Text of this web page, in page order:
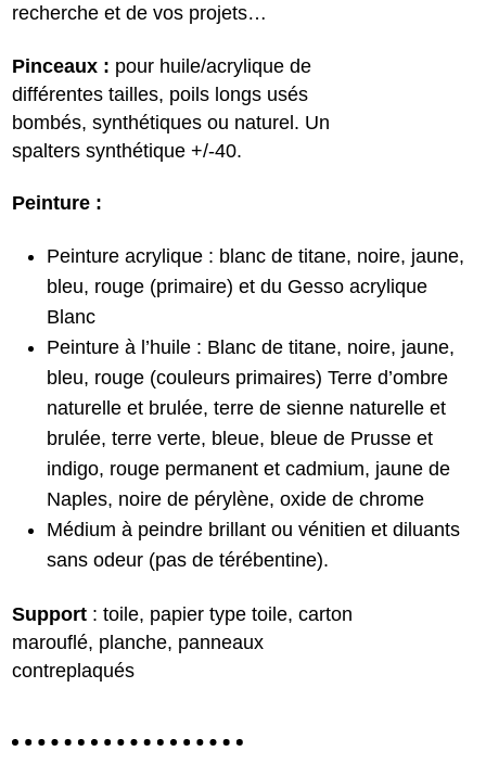
recherche et de vos projets…
Pinceaux : pour huile/acrylique de
différentes tailles, poils longs usés
bombés, synthétiques ou naturel. Un
spalters synthétique +/-40.
Peinture :
Peinture acrylique : blanc de titane, noire, jaune,
bleu, rouge (primaire) et du Gesso acrylique
Blanc
Peinture à l’huile : Blanc de titane, noire, jaune,
bleu, rouge (couleurs primaires) Terre d’ombre
naturelle et brulée, terre de sienne naturelle et
brulée, terre verte, bleue, bleue de Prusse et
indigo, rouge permanent et cadmium, jaune de
Naples, noire de pérylène, oxide de chrome
Médium à peindre brillant ou vénitien et diluants
sans odeur (pas de térébentine).
Support : toile, papier type toile, carton
marouflé, planche, panneaux
contreplaqués